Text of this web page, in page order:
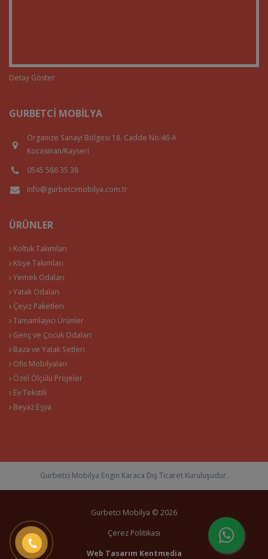
Detay Göster
GURBETCI MOBILYA
Organize Sanayi Bölgesi 18. Cadde No:46-A
Kocasinan/Kayseri
0545 586 35 38
info@gurbetcimobilya.com.tr
ÜRÜNLER
Koltuk Takımları
Köşe Takımları
Yemek Odaları
Yatak Odaları
Çeyiz Paketleri
Tamamlayıcı Ürünler
Genç ve Çocuk Odaları
Baza ve Yatak Setleri
Ofis Mobilyaları
Özel Ölçülü Projeler
Ev Tekstili
Beyaz Eşya
Gurbetci Mobilya Engin Karaca Dış Ticaret Kuruluşudur.
Gurbetci Mobilya © 2026
Çerez Politikası
Web Tasarım Kentmedia